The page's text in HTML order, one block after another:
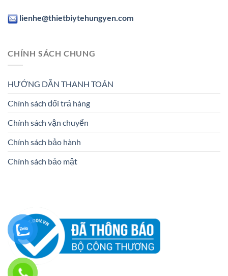
lienhe@thietbiytehungyen.com
CHÍNH SÁCH CHUNG
HƯỚNG DẪN THANH TOÁN
Chính sách đổi trả hàng
Chính sách vận chuyển
Chính sách bảo hành
Chính sách bảo mật